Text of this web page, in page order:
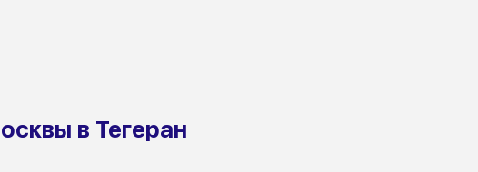
в Тегеран